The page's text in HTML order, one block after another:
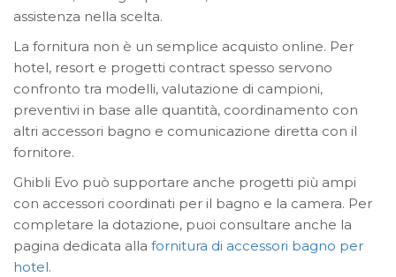
assistenza nella scelta.
La fornitura non è un semplice acquisto online. Per
hotel, resort e progetti contract spesso servono
confronto tra modelli, valutazione di campioni,
preventivi in base alle quantità, coordinamento con
altri accessori bagno e comunicazione diretta con il
fornitore.
Ghibli Evo può supportare anche progetti più ampi
con accessori coordinati per il bagno e la camera. Per
completare la dotazione, puoi consultare anche la
pagina dedicata alla fornitura di accessori bagno per
hotel.